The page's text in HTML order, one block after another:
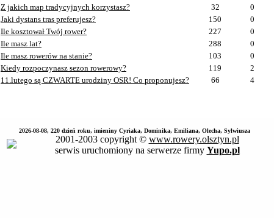
Z jakich map tradycyjnych korzystasz? 32
0
Jaki dystans tras preferujesz? 150
0
Ile kosztował Twój rower? 227
0
Ile masz lat? 288
0
Ile masz rowerów na stanie? 103
0
Kiedy rozpoczynasz sezon rowerowy? 119
2
11.lutego są CZWARTE urodziny OSR! Co proponujesz? 66 4
2026-08-08, 220 dzień roku, imieniny Cyriaka, Dominika, Emiliana, Olecha, Sylwiusza
2001-2003 copyright © www.rowery.olsztyn.pl
serwis uruchomiony na serwerze firmy Yupo.pl